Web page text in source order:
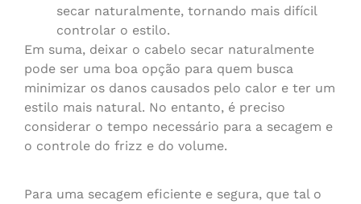
secar naturalmente, tornando mais difícil
controlar o estilo.
Em suma, deixar o cabelo secar naturalmente
pode ser uma boa opção para quem busca
minimizar os danos causados pelo calor e ter um
estilo mais natural. No entanto, é preciso
considerar o tempo necessário para a secagem e
o controle do frizz e do volume.
Para uma secagem eficiente e segura, que tal o